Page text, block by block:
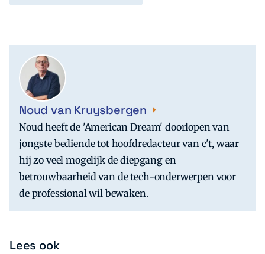
Noud van Kruysbergen
Noud heeft de 'American Dream' doorlopen van
jongste bediende tot hoofdredacteur van c't, waar
hij zo veel mogelijk de diepgang en
betrouwbaarheid van de tech-onderwerpen voor
de professional wil bewaken.
Lees ook